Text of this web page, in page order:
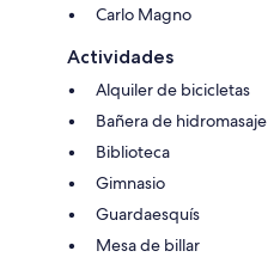
Carlo Magno
Actividades
Alquiler de bicicletas
Bañera de hidromasaje
Biblioteca
Gimnasio
Guardaesquís
Mesa de billar